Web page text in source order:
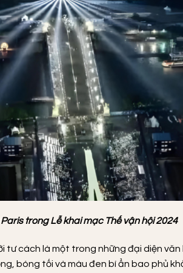
Paris trong Lễ khai mạc Thế vận hội 2024
tư cách là một trong những đại diện
bóng tối và màu đen bí ẩn bao phủ